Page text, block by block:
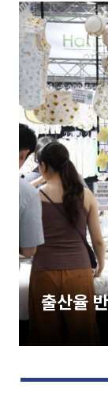
출산율